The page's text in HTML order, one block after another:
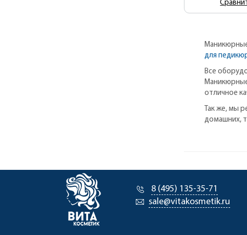
для
Все
отличное
Так же, мы
домашних,
8 (495) 135-35-71
sale@vitakosmetik.ru